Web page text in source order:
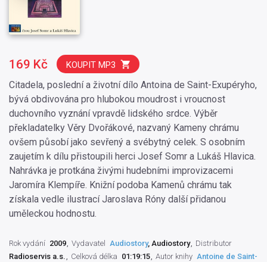
Citadela, poslední a životní dílo Antoina de Saint-Exupéryho,
bývá obdivována pro hlubokou moudrost i vroucnost
duchovního vyznání vpravdě lidského srdce. Výběr
překladatelky Věry Dvořákové, nazvaný Kameny chrámu
ovšem působí jako sevřený a svébytný celek. S osobním
zaujetím k dílu přistoupili herci Josef Somr a Lukáš Hlavica.
Nahrávka je protkána živými hudebními improvizacemi
Jaromíra Klempíře. Knižní podoba Kamenů chrámu tak
získala vedle ilustrací Jaroslava Róny další přidanou
uměleckou hodnostu.
169 Kč KOUPIT MP3
Rok vydání 2009 Vydavatel Audiostory, Audiostory
Distributor
Radioservis a.s.
Celková délka 01:19:15 Autor knihy Antoine de Saint-